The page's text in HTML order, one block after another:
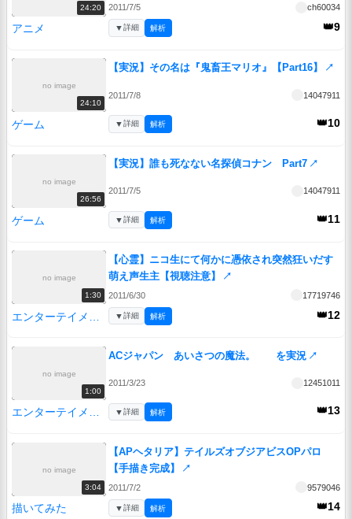
24:20 2011/7/5 ch60034
アニメ 👑9
▼詳細 解析
no image
24:10
【実況】その名は『鬼畜王マリオ』【Part16】 ↗
2011/7/8 14047911
ゲーム 👑10
▼詳細 解析
no image
26:56
【実況】誰も死なない名探偵コナン Part7 ↗
2011/7/5 14047911
ゲーム 👑11
▼詳細 解析
no image
1:30
【心霊】ニコ生にて何かに憑依され突然狂いだす
萌え声生主【視聴注意】
↗
2011/6/30 17719746
👑12
▼詳細 解析
no image
1:00
ACジャパン あいさつの魔法。 を実況 ↗
2011/3/23 12451011
エンターテイメント 👑13
▼詳細 解析
no image
3:04
【APヘタリア】テイルズオブジアビスOPパロ
【手描き完成】
↗
2011/7/2 9579046
描いてみた 👑14
▼詳細 解析